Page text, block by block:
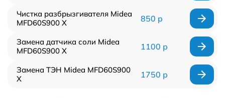
Чистка разбрызгивателя Midea
MFD60S900 X
850 р
Замена датчика соли Midea
MFD60S900 X
1100 р
Замена ТЭН Midea MFD60S900
X
1750 р